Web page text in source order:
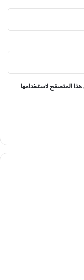
هذا المتصفح لاستخدامها